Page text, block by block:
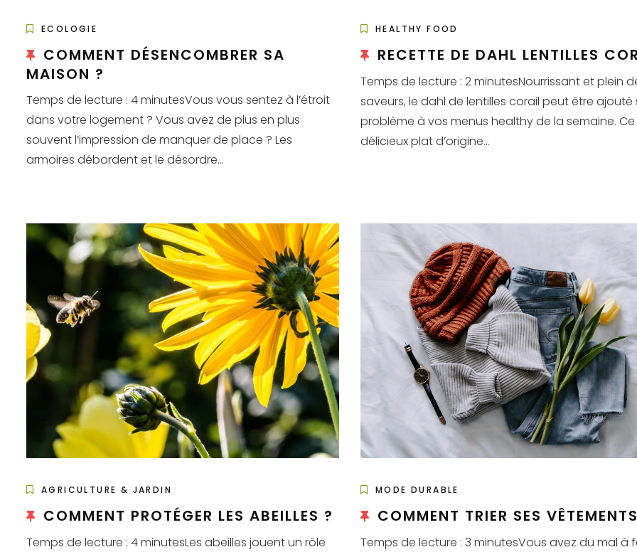
ECOLOGIE
COMMENT DÉSENCOMBRER SA
MAISON ?
Temps de lecture : 4 minutesVous vous sentez à l’étroit
dans votre logement ? Vous avez de plus en plus
souvent l’impression de manquer de place ? Les
armoires débordent et le désordre...
HEALTHY FOOD
RECETTE DE DAHL LENTILLES
Temps de lecture : 2 minutesNourrissant et plein
saveurs, le dahl de lentilles corail peut être ajouté
problème à vos menus healthy de la semaine. Ce
délicieux plat d’origine...
AGRICULTURE & JARDIN
COMMENT PROTÉGER LES ABEILLES ?
Temps de lecture : 4 minutesLes abeilles jouent un rôle
MODE DURABLE
COMMENT TRIER SES
Temps de lecture : 3 minutesVous avez du mal à